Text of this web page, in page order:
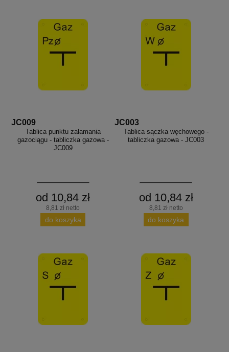
JC009
Tablica punktu załamania
gazociągu - tabliczka gazowa -
JC009
od 10,84 zł
8,81 zł netto
do koszyka
JC003
Tablica sączka węchowego -
tabliczka gazowa - JC003
od 10,84 zł
8,81 zł netto
do koszyka